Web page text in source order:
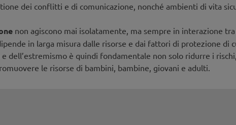
dei conflitti e di comunicazione, nonché ambienti di vita
non agiscono mai isolatamente, ma sempre in interazione
in larga misura dalle risorse e dai fattori di protezione di
dell’estremismo è quindi fondamentale non solo ridurre i
le risorse di bambini, bambine, giovani e adulti.